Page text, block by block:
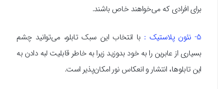
برای افرادی که می‌خواهند خاص باشند.
5- نئون پلاستیک :
با انتخاب این سبک تابلو، می‌توانید چشم
بسیاری از عابرین را به خود بدوزید زیرا به خاطر قابلیت لبه دادن به
این تابلوها، انتشار و انعکاس نور امکان‌پذیر است.